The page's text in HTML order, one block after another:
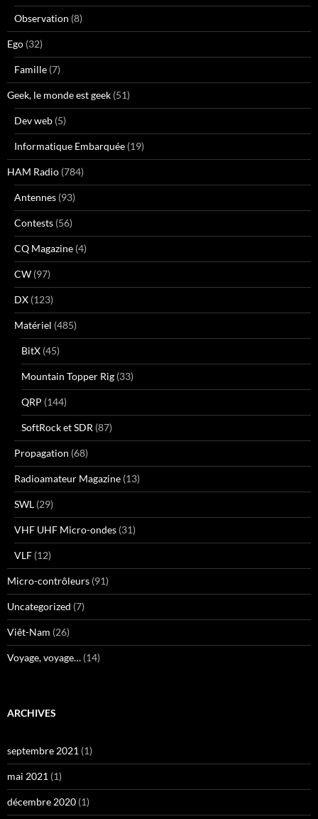
Observation (8)
Ego (32)
Famille (7)
Geek, le monde est geek (51)
Dev web (5)
Informatique Embarquée (19)
HAM Radio (784)
Antennes (93)
Contests (56)
CQ Magazine (4)
CW (97)
DX (123)
Matériel (485)
BitX (45)
Mountain Topper Rig (33)
QRP (144)
SoftRock et SDR (87)
Propagation (68)
Radioamateur Magazine (13)
SWL (29)
VHF UHF Micro-ondes (31)
VLF (12)
Micro-contrôleurs (91)
Uncategorized (7)
Viêt-Nam (26)
Voyage, voyage… (14)
ARCHIVES
septembre 2021 (1)
mai 2021 (1)
décembre 2020 (1)